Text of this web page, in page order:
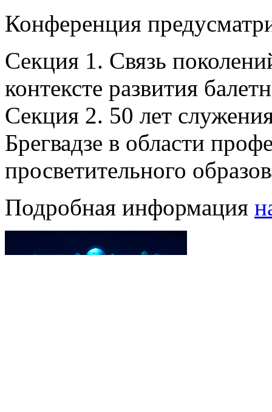
Конференция
Секция 1. Связь
контексте развития
Секция 2. 50 лет
Брегвадзе в области
просветительного
Подробная информация